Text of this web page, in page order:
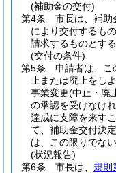
(補助金の交付)
第4条
市長は、補助
により交付するも
請求するものとする
(交付の条件)
第5条
申請者は、こ
止または廃止をし
事業変更(中止・廃
の承認を受けなけ
達成に支障を来す
て、補助金交付決
は、この限りでない
(状況報告)
第6条
市長は、 規則